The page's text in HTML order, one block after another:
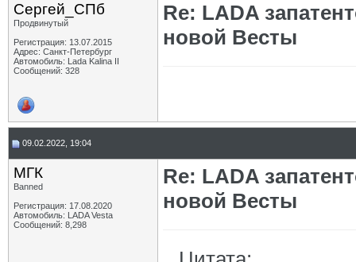
Сергей_СПб
Продвинутый
Регистрация: 13.07.2015
Адрес: Санкт-Петербург
Автомобиль: Lada Kalina II
Сообщений: 328
Re: LADA
новой Весты
09.02.2022, 19:04
МГК
Banned
Регистрация: 17.08.2020
Автомобиль: LADA Vesta
Сообщений: 8,298
Re: LADA
новой Весты